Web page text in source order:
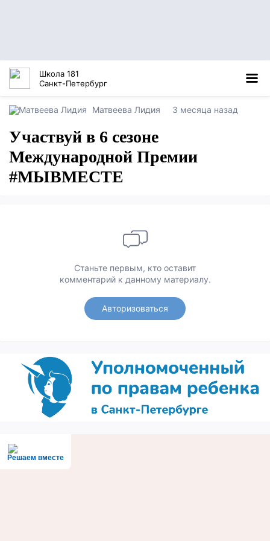
Школа 181
Санкт-Петербург
Матвеева Лидия 3 месяца назад
Участвуй в 6 сезоне
Международной Премии
#МЫВМЕСТЕ
Станьте первым, кто оставит
комментарий к данному материалу.
Авторизоваться
Решаем вместе